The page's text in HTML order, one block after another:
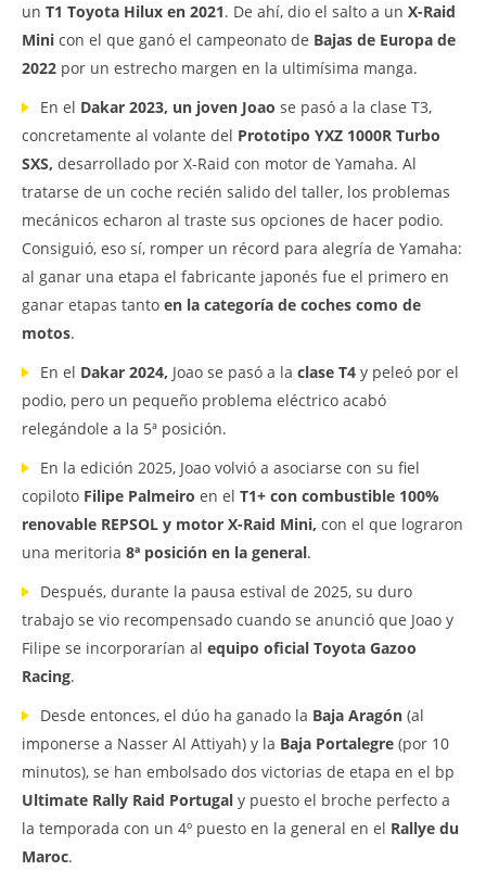
un T1 Toyota Hilux en 2021. De ahí, dio el salto a un X-Raid
Mini con el que ganó el campeonato de Bajas de Europa de
2022 por un estrecho margen en la ultimísima manga.
En el Dakar 2023, un joven Joao se pasó a la clase T3,
concretamente al volante del Prototipo YXZ 1000R Turbo
SXS, desarrollado por X-Raid con motor de Yamaha. Al
tratarse de un coche recién salido del taller, los problemas
mecánicos echaron al traste sus opciones de hacer podio.
Consiguió, eso sí, romper un récord para alegría de Yamaha:
al ganar una etapa el fabricante japonés fue el primero en
ganar etapas tanto en la categoría de coches como de
motos.
En el Dakar 2024, Joao se pasó a la clase T4 y peleó por el
podio, pero un pequeño problema eléctrico acabó
relegándole a la 5ª posición.
En la edición 2025, Joao volvió a asociarse con su fiel
copiloto Filipe Palmeiro en el T1+ con combustible 100%
renovable REPSOL y motor X-Raid Mini, con el que lograron
una meritoria 8ª posición en la general.
Después, durante la pausa estival de 2025, su duro
trabajo se vio recompensado cuando se anunció que Joao y
Filipe se incorporarían al equipo oficial Toyota Gazoo
Racing.
Desde entonces, el dúo ha ganado la Baja Aragón (al
imponerse a Nasser Al Attiyah) y la Baja Portalegre (por 10
minutos), se han embolsado dos victorias de etapa en el bp
Ultimate Rally Raid Portugal y puesto el broche perfecto a
la temporada con un 4º puesto en la general en el Rallye du
Maroc.